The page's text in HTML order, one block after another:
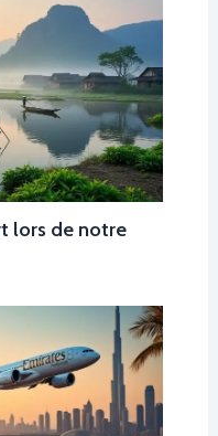
lors de notre